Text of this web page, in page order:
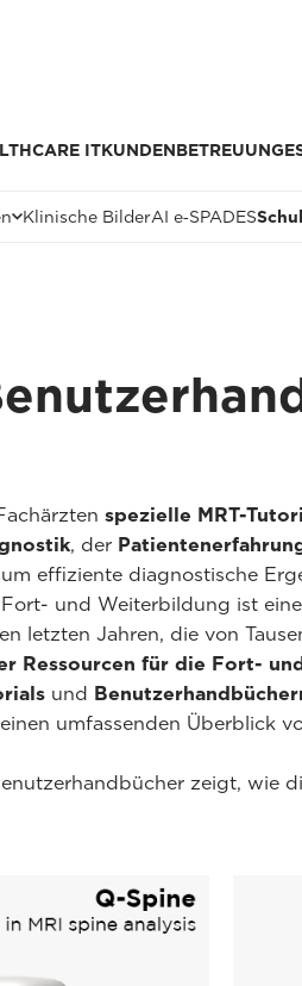
ITKUNDENBETREUUNG
Klinische BilderAI e‑SPADES
spezielle MRT-
, der
effiziente diagnostische
und Weiterbildung ist
letzten Jahren, die von
Ressourcen für die Fort-
und
umfassenden Überblick
zeigt, wie